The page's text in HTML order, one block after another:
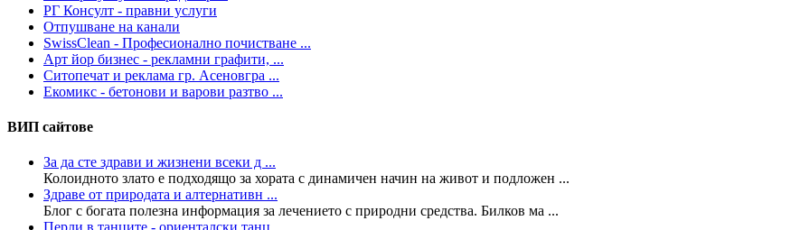
РГ Консулт - правни услуги
Отпушване на канали
SwissClean - Професионално почистване ...
Арт йор бизнес - рекламни графити, ...
Ситопечат и реклама гр. Асеновгра ...
Екомикс - бетонови и варови разтво ...
ВИП сайтове
За да сте здрави и жизнени всеки д ...
Колoидното злато е подходящо за хората с динамичен начин на живот и подложен ...
Здраве от природата и алтернативн ...
Блог с богата полезна информация за лечението с природни средства. Билков ма ...